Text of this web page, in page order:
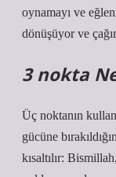
oynamayı ve
dönüşüyor ve
3 nokta
Üç noktanın
gücüne
kısaltılır: